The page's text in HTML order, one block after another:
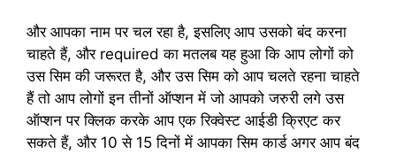
और आपका नाम पर चल रहा है, इसलिए आप उसको बंद करना
चाहते हैं, और required का मतलब यह हुआ कि आप लोगों को
उस सिम की जरूरत है, और उस सिम को आप चलते रहना चाहते
हैं तो आप लोगों इन तीनों ऑप्शन में जो आपको जरुरी लगे उस
ऑप्शन पर क्लिक करके आप एक रिक्वेस्ट आईडी क्रिएट कर
सकते हैं, और 10 से 15 दिनों में आपका सिम कार्ड अगर आप बंद